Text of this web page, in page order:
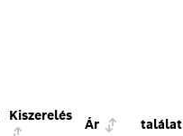
Kiszerelés
Ár találat